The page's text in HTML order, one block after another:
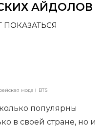
АЙДОЛОВ
мода BTS
популярны
в своей стране, но и